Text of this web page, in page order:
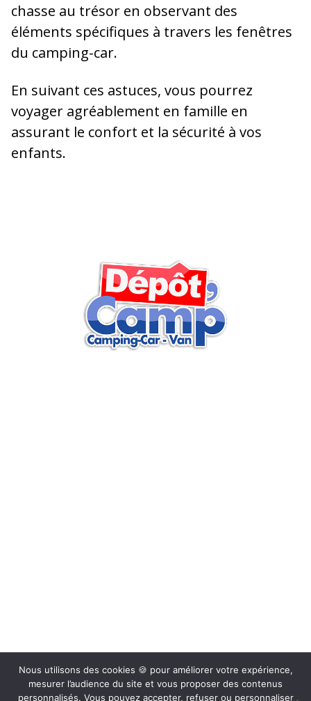
chasse au trésor en observant des
éléments spécifiques à travers les fenêtres
du camping-car.
En suivant ces astuces, vous pourrez
voyager agréablement en famille en
assurant le confort et la sécurité à vos
enfants.
Nous utilisons des cookies 🍪 pour améliorer votre expérience,
mesurer l’audience du site et vous proposer des contenus
personnalisés. Vous pouvez accepter, refuser ou personnaliser